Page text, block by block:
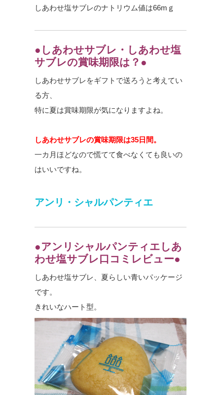
しあわせ塩サブレのナトリウム値は66mｇ
●しあわせサブレ・しあわせ塩
サブレの賞味期限は？●
しあわせサブレをギフトで送ろうと考えてい
る方、
特に夏は賞味期限が気になりますよね。
しあわせサブレの賞味期限は35日間。
一カ月ほどなので慌てて食べなくても良いの
はいいですね。
アンリ・シャルパンティエ
●アンリシャルパンティエしあ
わせ塩サブレ口コミレビュー●
しあわせ塩サブレ、夏らしい青いパッケージ
です。
きれいなハート型。